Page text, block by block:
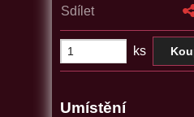
Sdílet
ks
Umístění